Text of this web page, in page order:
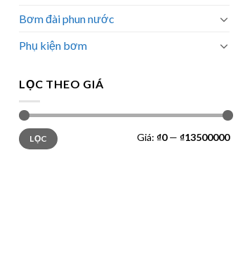
Bơm đài phun nước
Phụ kiện bơm
LỌC THEO GIÁ
Giá
tối
thiểu
Giá
tối
đa
LỌC Giá: ₫0— ₫13500000